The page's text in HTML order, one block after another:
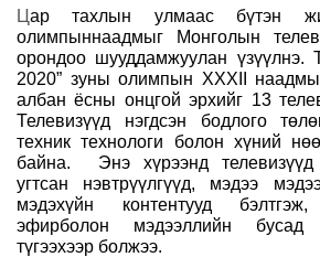
Цар тахлын улмаас бүтэн
олимпыннаадмыг
Монголын
орондоо шууддамжуулан үзүүлнэ.
2020” зуны олимпын XXXII
албан ёсны онцгой эрхийг 13
Телевизүүд нэгдсэн бодлого
техник технологи болон хүний
байна. Энэ хүрээнд
угтсан нэвтрүүлгүүд, мэдээ
мэдэхүйн контентууд
эфирболон мэдээллийн бусад
түгээхээр болжээ.